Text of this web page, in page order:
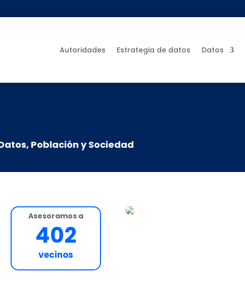
Autoridades Estrategia de datos Datos
, Población y Sociedad
Asesoramos a
402
vecinos